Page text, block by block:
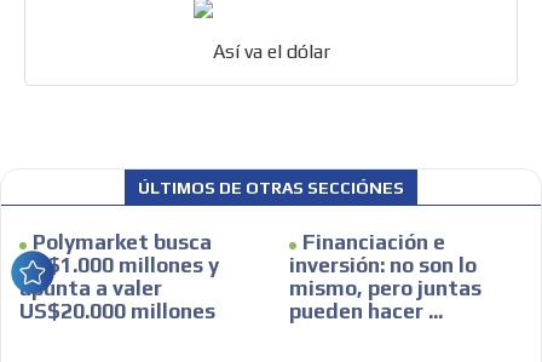
Así va el dólar
ÚLTIMOS DE OTRAS SECCIÓNES
Polymarket busca
US$1.000 millones y
apunta a valer
US$20.000 millones
Financiación e
inversión: no son lo
mismo, pero juntas
pueden hacer ...